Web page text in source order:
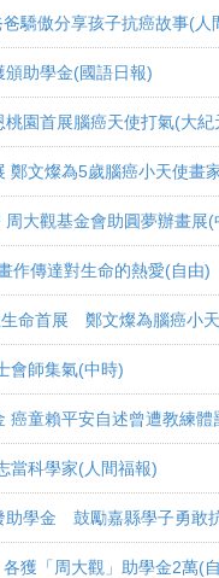
驕傲分享孩子抗癌故事(人
助學金(國語日報)
園首展腦癌天使打氣(大紀
鄭文燦為5歲腦癌小天使畫
大觀基金會助圓夢辦畫展
作傳達對生命的熱愛(自由)
命首展 鄭文燦為腦癌小
會師集氣(中時)
癌童賴平安自述曾遭教練體
當科學家(人間福報)
助學金 鼓勵嘉縣學子勇敢
獲「周大觀」助學金2萬(